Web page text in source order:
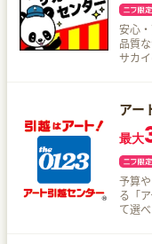
安心
品質
サカイ
アー
最大
予算
る「アー
て選